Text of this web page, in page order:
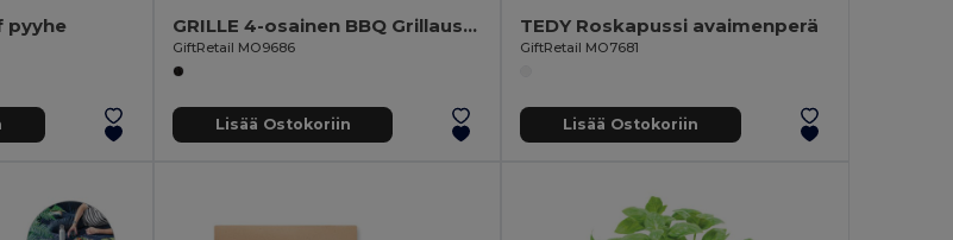
pyyhe GRILLE 4-osainen BBQ Grillaussetti Teräksellä
GiftRetail MO9686
Lisää Ostokoriin
TEDY Roskapussi avaimenperä
GiftRetail MO7681
Lisää Ostokoriin